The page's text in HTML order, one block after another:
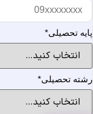
تحصیلی *
تحصیلی *